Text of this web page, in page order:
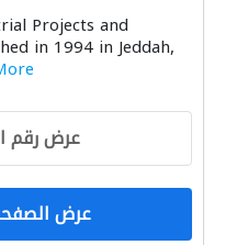
Projects and
in 1994 in Jeddah,
عرض رقم
عرض